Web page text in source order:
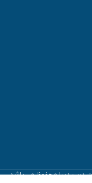
درب دیبا محفوظ می‌باشد.